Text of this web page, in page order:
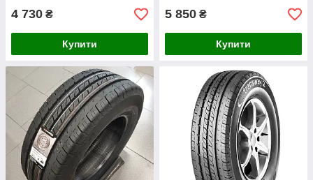
4 730 ₴
Купити
5 850 ₴
Купити